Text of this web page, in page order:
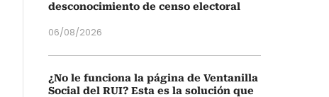
desconocimiento de censo electoral
06/08/2026
¿No le funciona la página de Ventanilla
Social del RUI? Esta es la solución que